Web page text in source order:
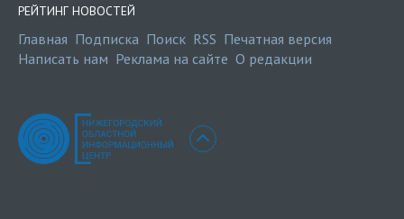
РЕЙТИНГ НОВОСТЕЙ
Главная Подписка Поиск RSS Печатная версия
Написать нам Реклама на сайте О редакции